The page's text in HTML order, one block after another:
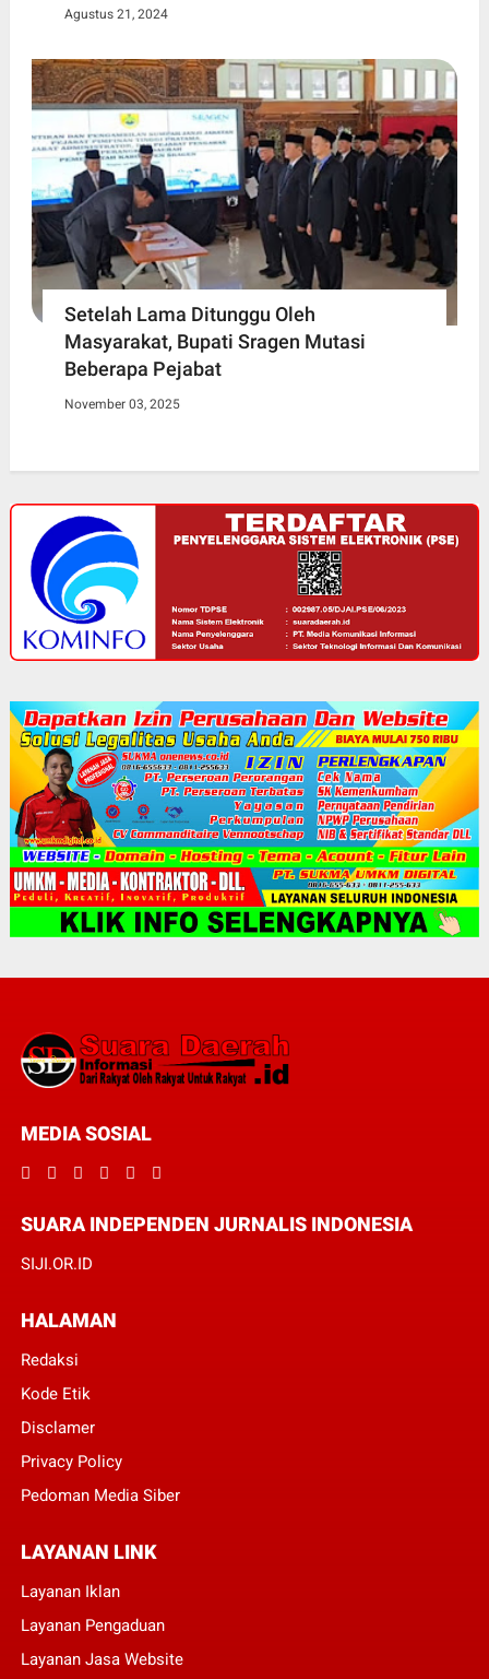
Agustus 21, 2024
Setelah Lama Ditunggu Oleh
Masyarakat, Bupati Sragen Mutasi
Beberapa Pejabat
November 03, 2025
MEDIA SOSIAL
SUARA INDEPENDEN JURNALIS INDONESIA
SIJI.OR.ID
HALAMAN
Redaksi
Kode Etik
Disclamer
Privacy Policy
Pedoman Media Siber
LAYANAN LINK
Layanan Iklan
Layanan Pengaduan
Layanan Jasa Website